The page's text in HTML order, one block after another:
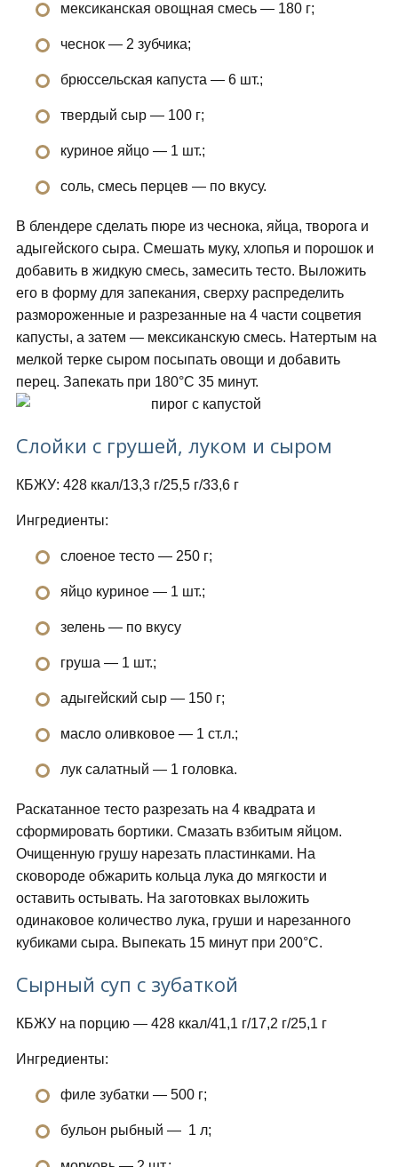
мексиканская овощная смесь — 180 г;
чеснок — 2 зубчика;
брюссельская капуста — 6 шт.;
твердый сыр — 100 г;
куриное яйцо — 1 шт.;
соль, смесь перцев — по вкусу.
В блендере сделать пюре из чеснока, яйца, творога и
адыгейского сыра. Смешать муку, хлопья и порошок и
добавить в жидкую смесь, замесить тесто. Выложить
его в форму для запекания, сверху распределить
размороженные и разрезанные на 4 части соцветия
капусты, а затем — мексиканскую смесь. Натертым на
мелкой терке сыром посыпать овощи и добавить
перец. Запекать при 180°С 35 минут.
Слойки с грушей, луком и сыром
КБЖУ: 428 ккал/13,3 г/25,5 г/33,6 г
Ингредиенты:
слоеное тесто — 250 г;
яйцо куриное — 1 шт.;
зелень — по вкусу
груша — 1 шт.;
адыгейский сыр — 150 г;
масло оливковое — 1 ст.л.;
лук салатный — 1 головка.
Раскатанное тесто разрезать на 4 квадрата и
сформировать бортики. Смазать взбитым яйцом.
Очищенную грушу нарезать пластинками. На
сковороде обжарить кольца лука до мягкости и
оставить остывать. На заготовках выложить
одинаковое количество лука, груши и нарезанного
кубиками сыра. Выпекать 15 минут при 200°С.
Сырный суп с зубаткой
КБЖУ на порцию — 428 ккал/41,1 г/17,2 г/25,1 г
Ингредиенты:
филе зубатки — 500 г;
бульон рыбный — 1 л;